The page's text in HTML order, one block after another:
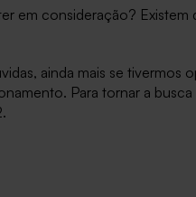
em consideração? Existem
ainda mais se tivermos
Para tornar a